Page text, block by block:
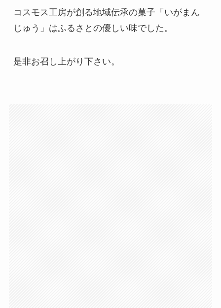
コスモス工房が創る地域伝承の菓子「いがまん
じゅう」はふるさとの優しい味でした。
是非お召し上がり下さい。